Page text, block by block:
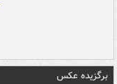
برگزیده عکس